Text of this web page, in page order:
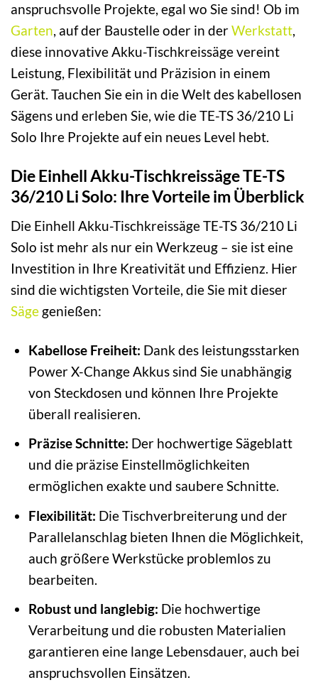
anspruchsvolle Projekte, egal wo Sie sind! Ob im
Garten, auf der Baustelle oder in derWerkstatt,
diese innovative Akku-Tischkreissäge vereint
Leistung, Flexibilität und Präzision in einem
Gerät. Tauchen Sie ein in die Welt des kabellosen
Sägens und erleben Sie, wie die TE-TS 36/210 Li
Solo Ihre Projekte auf ein neues Level hebt.
Die Einhell Akku-Tischkreissäge TE-TS
36/210 Li Solo: Ihre Vorteile im Überblick
Die Einhell Akku-Tischkreissäge TE-TS 36/210 Li
Solo ist mehr als nur ein Werkzeug – sie ist eine
Investition in Ihre Kreativität und Effizienz. Hier
sind die wichtigsten Vorteile, die Sie mit dieser
Säge genießen:
Kabellose Freiheit: Dank des leistungsstarken
Power X-Change Akkus sind Sie unabhängig
von Steckdosen und können Ihre Projekte
überall realisieren.
Präzise Schnitte: Der hochwertige Sägeblatt
und die präzise Einstellmöglichkeiten
ermöglichen exakte und saubere Schnitte.
Flexibilität: Die Tischverbreiterung und der
Parallelanschlag bieten Ihnen die Möglichkeit,
auch größere Werkstücke problemlos zu
bearbeiten.
Robust und langlebig: Die hochwertige
Verarbeitung und die robusten Materialien
garantieren eine lange Lebensdauer, auch bei
anspruchsvollen Einsätzen.